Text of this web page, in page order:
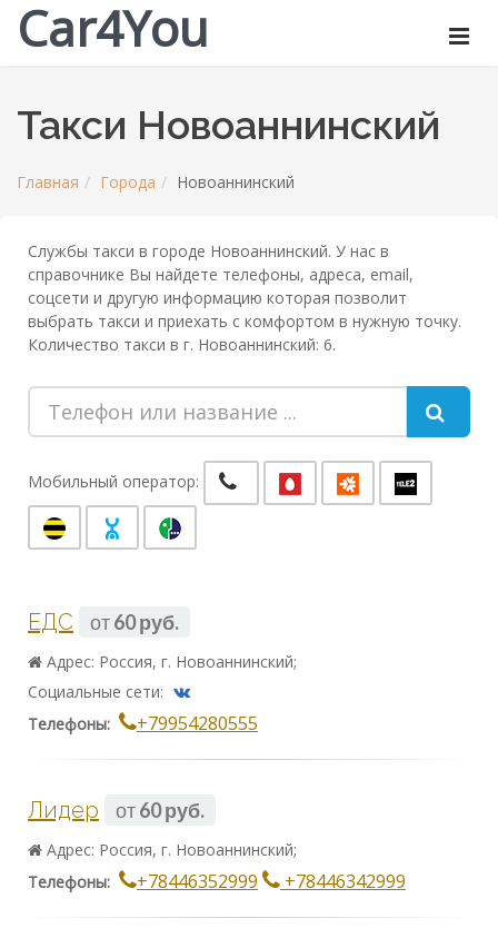
Car4You
Такси Новоаннинский
Главная Города Новоаннинский
Службы такси в городе Новоаннинский. У нас в
справочнике Вы найдете телефоны, адреса, email,
соцсети и другую информацию которая позволит
выбрать такси и приехать с комфортом в нужную точку.
Количество такси в г. Новоаннинский: 6.
Мобильный оператор:
ЕДС от60 руб.
Адрес: Россия, г. Новоаннинский;
Социальные сети:
Телефоны:
+79954280555
Лидер от60 руб.
Адрес: Россия, г. Новоаннинский;
Телефоны:
+78446352999 +78446342999